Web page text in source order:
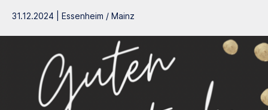
31.12.2024 | Essenheim / Mainz